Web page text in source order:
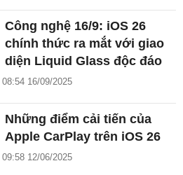
Công nghệ 16/9: iOS 26
chính thức ra mắt với giao
diện Liquid Glass độc đáo
08:54 16/09/2025
Những điểm cải tiến của
Apple CarPlay trên iOS 26
09:58 12/06/2025